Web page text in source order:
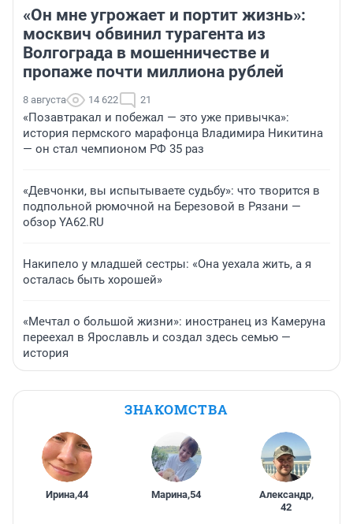
«Он мне угрожает и портит жизнь»:
москвич обвинил турагента из
Волгограда в мошенничестве и
пропаже почти миллиона рублей
8 августа 14 622 21
«Позавтракал и побежал — это уже привычка»:
история пермского марафонца Владимира Никитина
— он стал чемпионом РФ 35 раз
«Девчонки, вы испытываете судьбу»: что творится в
подпольной рюмочной на Березовой в Рязани —
обзор YA62.RU
Накипело у младшей сестры: «Она уехала жить, а я
осталась быть хорошей»
«Мечтал о большой жизни»: иностранец из Камеруна
переехал в Ярославль и создал здесь семью —
история
ЗНАКОМСТВА
Ирина,44 Марина,54 Александр,
42